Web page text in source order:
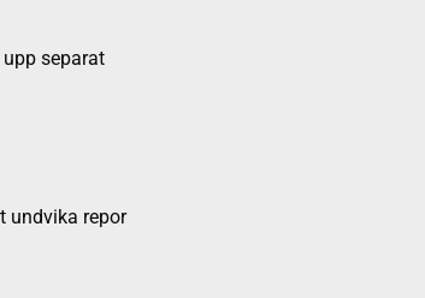
separat
undvika repor